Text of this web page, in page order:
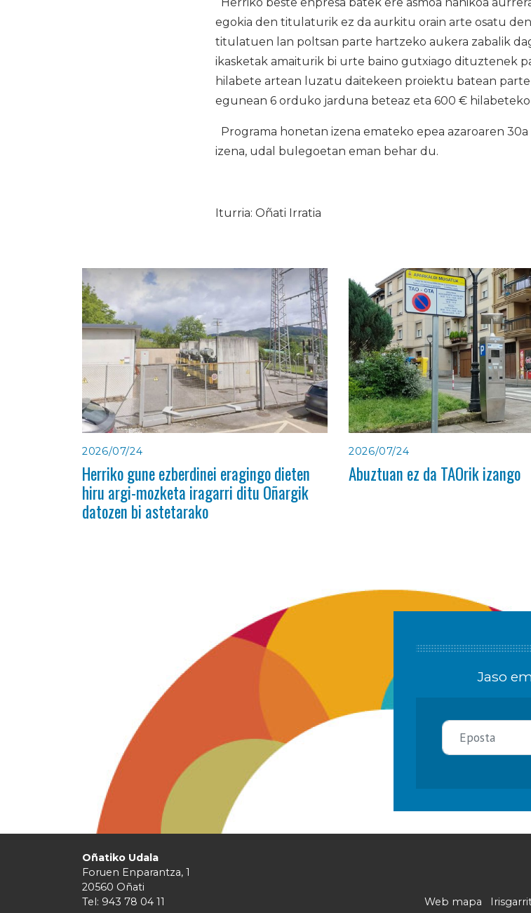
egokia den titulaturik ez da aurkitu orain arte osatu
titulatuen lan poltsan parte hartzeko aukera zabalik
ikasketak amaiturik bi urte baino gutxiago dituztenek
hilabete artean luzatu daitekeen proiektu batean
egunean 6 orduko jarduna beteaz eta 600 € hilabeteko
Programa honetan izena emateko epea azaroaren
izena, udal bulegoetan eman behar du.
Iturria: Oñati Irratia
2026/07/24
Herriko gune ezberdinei eragingo dieten
hiru argi-mozketa iragarri ditu Oñargik
datozen bi astetarako
2026/07/24
Abuztuan ez da TAOrik izango
Jaso
Oñatiko Udala
Foruen Enparantza, 1
20560 Oñati
Tel: 943 78 04 11
Web mapa